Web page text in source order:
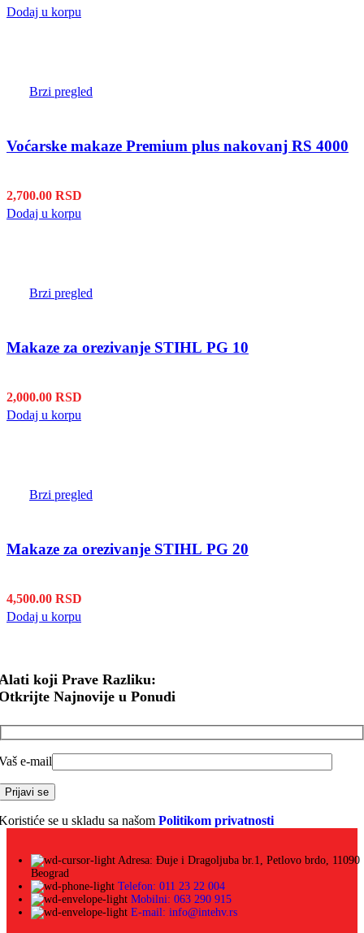
Dodaj u korpu
Brzi pregled
Voćarske makaze Premium plus nakovanj RS 4000
2,700.00 RSD
Dodaj u korpu
Brzi pregled
Makaze za orezivanje STIHL PG 10
2,000.00 RSD
Dodaj u korpu
Brzi pregled
Makaze za orezivanje STIHL PG 20
4,500.00 RSD
Dodaj u korpu
koji Prave Razliku:
Najnovije u Ponudi
e-mail
se u skladu sa našom Politikom privatnosti
Adresa: Đuje i Dragoljuba br.1, Petlovo brdo, 11090
Beograd
Telefon: 011 23 22 004
Mobilni: 063 290 915
E-mail: info@intehv.rs